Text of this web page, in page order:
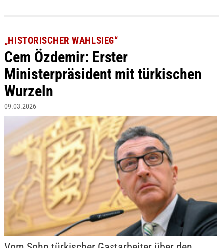
„HISTORISCHER WAHLSIEG“
Cem Özdemir: Erster
Ministerpräsident mit türkischen
Wurzeln
09.03.2026